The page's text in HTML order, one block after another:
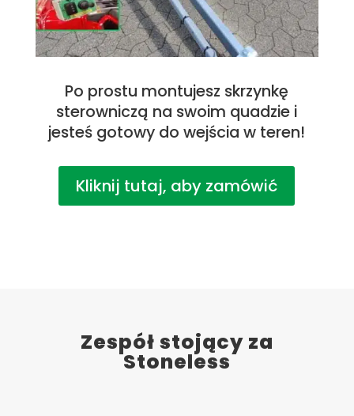
Po prostu montujesz skrzynkę
sterowniczą na swoim quadzie i
jesteś gotowy do wejścia w teren!
Kliknij tutaj, aby zamówić
Zespół stojący za
Stoneless